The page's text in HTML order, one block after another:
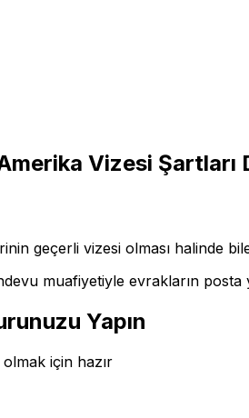
Vizesi Şartları
geçerli vizesi olması halinde
muafiyetiyle evrakların
Yapın
olmak için hazır